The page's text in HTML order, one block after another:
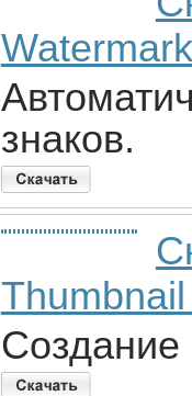
знаков.